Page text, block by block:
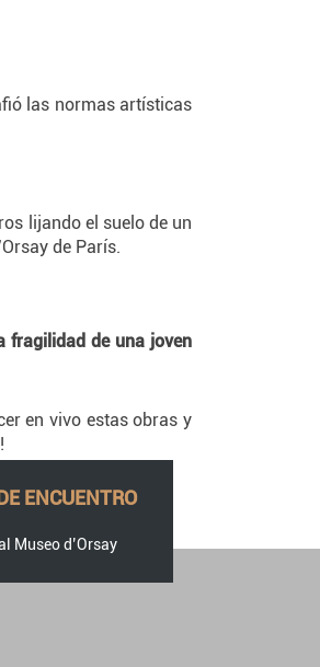
las normas artísticas
lijando el suelo de un
de París.
fragilidad de una joven
en vivo estas obras y
ENCUENTRO
Museo d’Orsay